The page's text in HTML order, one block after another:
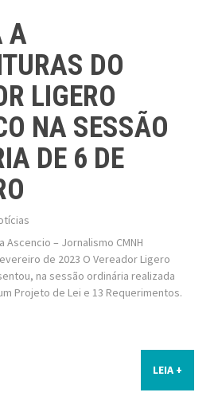
A
DO
LIGERO
NA SESSÃO
DE 6 DE
Ascencio – Jornalismo CMNH
de 2023 O Vereador Ligero
na sessão ordinária realizada
Projeto de Lei e 13 Requerimentos.
LEIA +